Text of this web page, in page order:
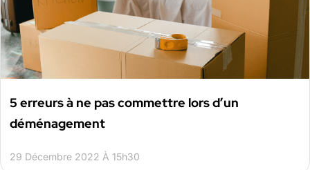
5 erreurs à ne pas commettre lors d’un
déménagement
29 Décembre 2022 À 15h30